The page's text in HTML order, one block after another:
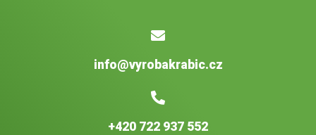
info@vyrobakrabic.cz
+420 722 937 552